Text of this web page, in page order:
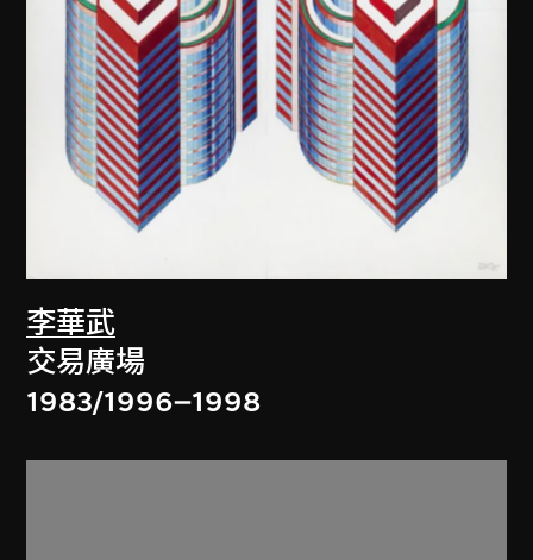
李華武
交易廣場
1983/1996–1998